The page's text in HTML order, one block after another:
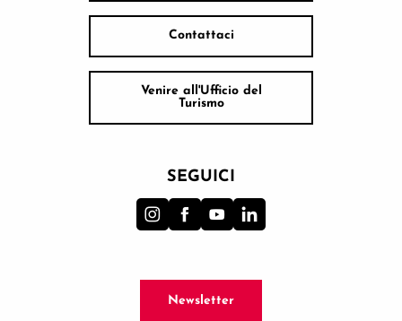
Contattaci
Venire all'Ufficio del
Turismo
SEGUICI
Newsletter